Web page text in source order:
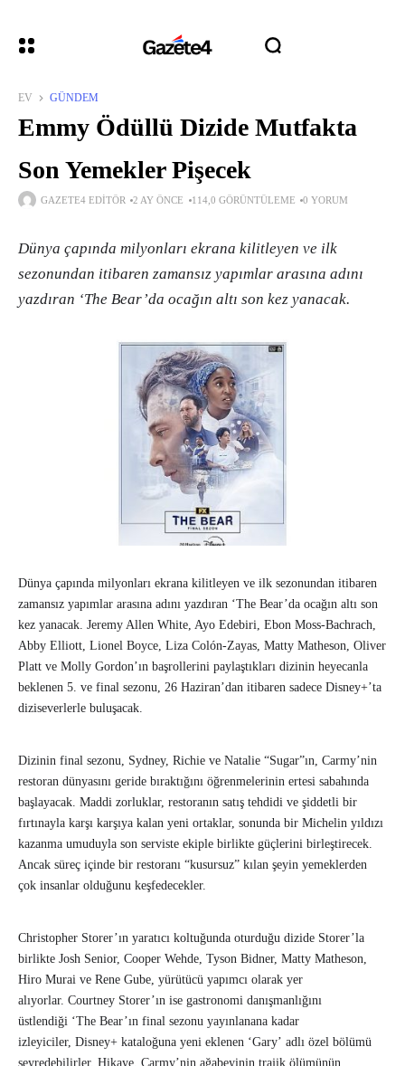
EV GÜNDEM
Emmy Ödüllü Dizide Mutfakta
Son Yemekler Pişecek
GAZETE4 EDITÖR 2 AY ÖNCE 114,0 GÖRÜNTÜLEME 0 YORUM
Dünya çapında milyonları ekrana kilitleyen ve ilk
sezonundan itibaren zamansız yapımlar arasına adını
yazdıran ‘The Bear’da ocağın altı son kez yanacak.
Dünya çapında milyonları ekrana kilitleyen ve ilk sezonundan itibaren
zamansız yapımlar arasına adını yazdıran ‘The Bear’da ocağın altı son
kez yanacak. Jeremy Allen White, Ayo Edebiri, Ebon Moss-Bachrach,
Abby Elliott, Lionel Boyce, Liza Colón-Zayas, Matty Matheson, Oliver
Platt ve Molly Gordon’ın başrollerini paylaştıkları dizinin heyecanla
beklenen 5. ve final sezonu, 26 Haziran’dan itibaren sadece Disney+’ta
diziseverlerle buluşacak.
Dizinin final sezonu, Sydney, Richie ve Natalie “Sugar”ın, Carmy’nin
restoran dünyasını geride bıraktığını öğrenmelerinin ertesi sabahında
başlayacak. Maddi zorluklar, restoranın satış tehdidi ve şiddetli bir
fırtınayla karşı karşıya kalan yeni ortaklar, sonunda bir Michelin yıldızı
kazanma umuduyla son serviste ekiple birlikte güçlerini birleştirecek.
Ancak süreç içinde bir restoranı “kusursuz” kılan şeyin yemeklerden
çok insanlar olduğunu keşfedecekler.
Christopher Storer’ın yaratıcı koltuğunda oturduğu dizide Storer’la
birlikte Josh Senior, Cooper Wehde, Tyson Bidner, Matty Matheson,
Hiro Murai ve Rene Gube, yürütücü yapımcı olarak yer
alıyorlar. Courtney Storer’ın ise gastronomi danışmanlığını
üstlendiği ‘The Bear’ın final sezonu yayınlanana kadar
izleyiciler, Disney+ kataloğuna yeni eklenen ‘Gary’ adlı özel bölümü
seyredebilirler. Hikaye, Carmy’nin ağabeyinin trajik ölümünün